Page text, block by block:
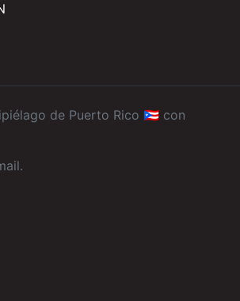
de Puerto Rico 🇵🇷 con
.